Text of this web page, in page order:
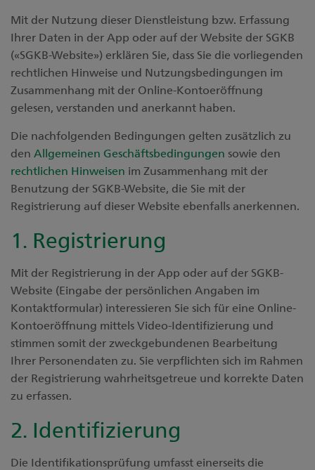
Mit der Nutzung dieser Dienstleistung bzw. Erfassung
Ihrer Daten in der App oder auf der Website der SGKB
(«SGKB-Website») erklären Sie, dass Sie die vorliegenden
rechtlichen Hinweise und Nutzungsbedingungen im
Zusammenhang mit der Online-Kontoeröffnung
gelesen, verstanden und anerkannt haben.
Die nachfolgenden Bedingungen gelten zusätzlich zu
den Allgemeinen Geschäftsbedingungen sowie den
rechtlichen Hinweisen im Zusammenhang mit der
Benutzung der SGKB-Website, die Sie mit der
Registrierung auf dieser Website ebenfalls anerkennen.
1. Registrierung
Mit der Registrierung in der App oder auf der SGKB-
Website (Eingabe der persönlichen Angaben im
Kontaktformular) interessieren Sie sich für eine Online-
Kontoeröffnung mittels Video-Identifizierung und
stimmen somit der zweckgebundenen Bearbeitung
Ihrer Personendaten zu. Sie verpflichten sich im Rahmen
der Registrierung wahrheitsgetreue und korrekte Daten
zu erfassen.
2. Identifizierung
Die Identifikationsprüfung umfasst einerseits die